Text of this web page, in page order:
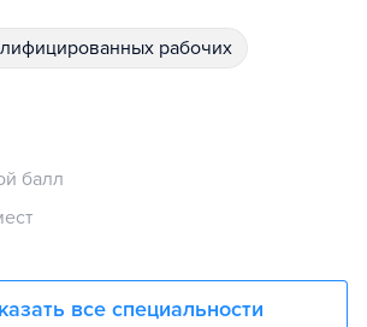
рабочих
балл
все специальности